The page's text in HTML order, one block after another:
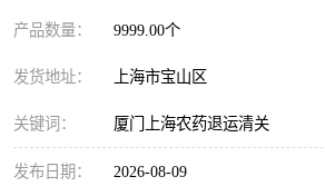
产品数量： 9999.00个
发货地址： 上海市宝山区
关键词： 厦门上海农药退运清关
发布日期： 2026-08-09